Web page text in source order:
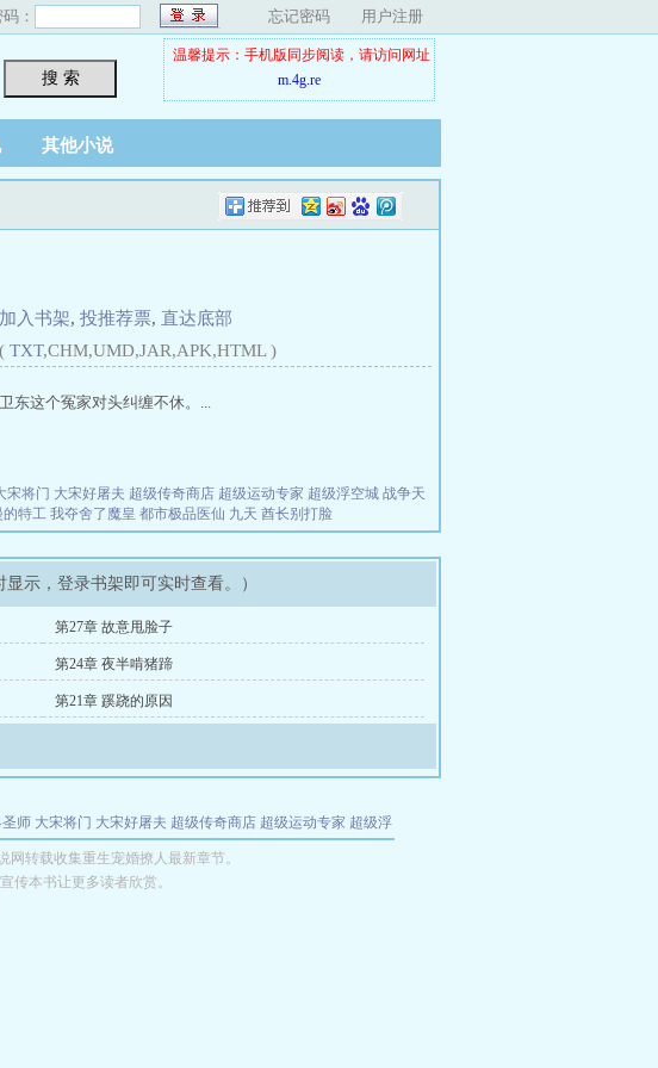
： 忘记密码 用户注册
搜 索
温馨提示：手机版同步阅读，请访问网址
m.4g.re
其他小说
加入书架, 投推荐票, 直达底部
( TXT,CHM,UMD,JAR,APK,HTML )
东这个冤家对头纠缠不休。...
宋将门 大宋好屠夫 超级传奇商店 超级运动专家 超级浮空城 战争天
的特工 我夺舍了魔皇 都市极品医仙 九天 酋长别打脸
示，登录书架即可实时查看。）
第27章 故意甩脸子
第24章 夜半啃猪蹄
第21章 蹊跷的原因
师 大宋将门 大宋好屠夫 超级传奇商店 超级运动专家 超级浮
怪物聊天群 某美漫的特工 我夺舍了魔皇
网转载收集重生宠婚撩人最新章节。
传本书让更多读者欣赏。